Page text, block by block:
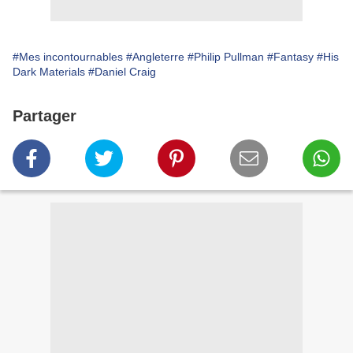
#Mes incontournables #Angleterre #Philip Pullman #Fantasy #His
Dark Materials #Daniel Craig
Partager